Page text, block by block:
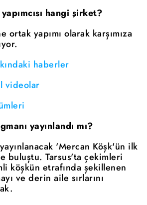
hangi şirket?
ortak yapımı olarak karşımıza
haberler
videolar
yayınlandı mı?
'Mercan Köşk'ün ilk
buluştu. Tarsus'ta çekimleri
köşkün etrafında şekillenen
ve derin aile sırlarını